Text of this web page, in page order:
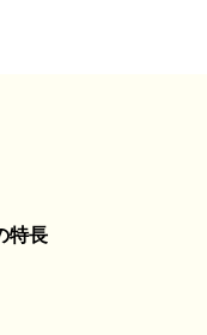
特長